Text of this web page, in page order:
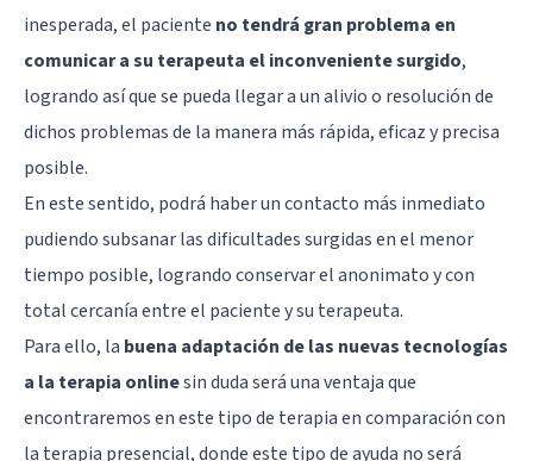
inesperada, el paciente no tendrá gran problema en
comunicar a su terapeuta el inconveniente surgido,
logrando así que se pueda llegar a un alivio o resolución de
dichos problemas de la manera más rápida, eficaz y precisa
posible.
En este sentido, podrá haber un contacto más inmediato
pudiendo subsanar las dificultades surgidas en el menor
tiempo posible, logrando conservar el anonimato y con
total cercanía entre el paciente y su terapeuta.
Para ello, la buena adaptación de las nuevas tecnologías
a la terapia onlinesin duda será una ventaja que
encontraremos en este tipo de terapia en comparación con
la terapia presencial, donde este tipo de ayuda no será